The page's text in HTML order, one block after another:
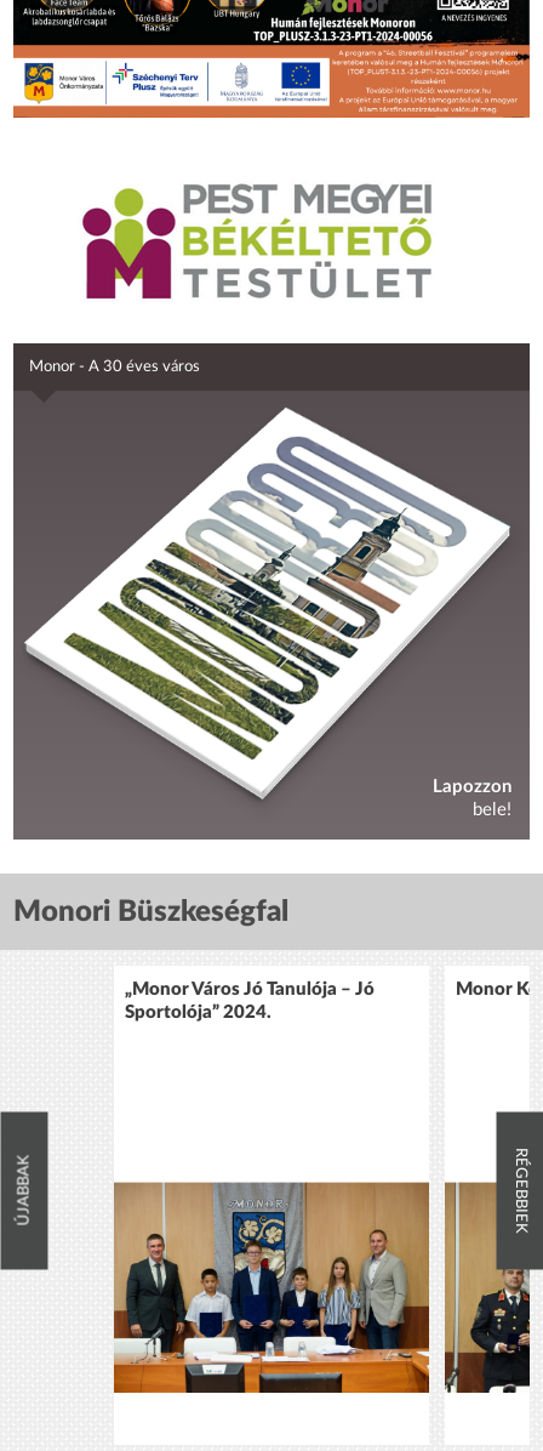
Monor - A 30 éves város
Lapozzon
bele!
Monori Büszkeségfal
ÚJABBAK
„Monor Város Jó Tanulója – Jó
Sportolója” 2024.
Monor
RÉGEBBIEK